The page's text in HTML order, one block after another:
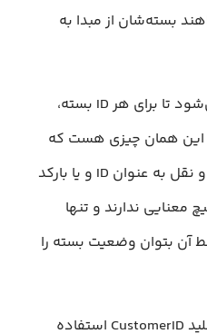
بسته‌شان از مبدا به
بنابراین این موارد باعث می‌شود تا برای هر ID بسته،
این همان چیزی هست که
در سایر سرویس‌های حمل و نقل به عنوان ID و یا بارکد
معنایی ندارند و تنها
بتوان وضعیت بسته را
برای جدول Customers، از کلید CustomerID استفاده